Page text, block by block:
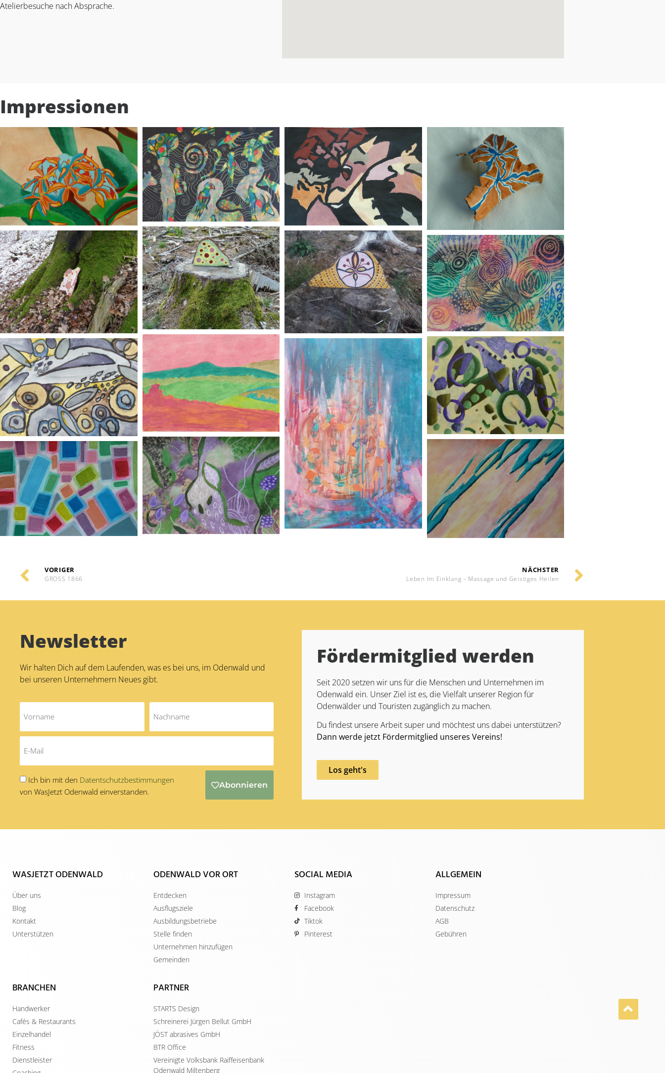
Atelierbesuche nach Absprache.
Impressionen
VORIGER
GROSS 1866
NÄCHSTER
Leben Im Einklang – Massage und Geistiges Heilen
Newsletter
Wir halten Dich auf dem Laufenden, was es bei uns, im Odenwald und
bei unseren Unternehmern Neues gibt.
Ich bin mit den Datentschutzbestimmungen
von WasJetzt Odenwald einverstanden.
Abonnieren
Fördermitglied werden
Seit 2020 setzen wir uns für die Menschen und Unternehmen im
Odenwald ein. Unser Ziel ist es, die Vielfalt unserer Region für
Odenwälder und Touristen zugänglich zu machen.
Du findest unsere Arbeit super und möchtest uns dabei unterstützen?
Dann werde jetzt Fördermitglied unseres Vereins!
Los geht's
WASJETZT ODENWALD
Über uns
Blog
Kontakt
Unterstützen
ODENWALD VOR ORT
Entdecken
Ausflugsziele
Ausbildungsbetriebe
Stelle finden
Unternehmen hinzufügen
Gemeinden
SOCIAL MEDIA
Instagram
Facebook
Tiktok
Pinterest
ALLGEMEIN
Impressum
Datenschutz
AGB
Gebühren
BRANCHEN
Handwerker
Cafés & Restaurants
Einzelhandel
Fitness
Dienstleister
PARTNER
STARTS Design
Schreinerei Jürgen Bellut GmbH
JÖST abrasives GmbH
BTR Office
Vereinigte Volksbank Raiffeisenbank
Odenwald Miltenberg